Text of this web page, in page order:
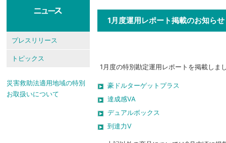
1月度運用レポート掲載のお知らせ
1月度の特別勘定運用レポートを掲載しま
豪ドルターゲットプラス
達成感VA
デュアルボックス
到達力V
プレスリリース
トピックス
災害救助法適用地域の特別
お取扱いについて